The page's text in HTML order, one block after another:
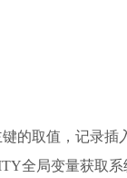
的取值，记录插
全局变量获取系